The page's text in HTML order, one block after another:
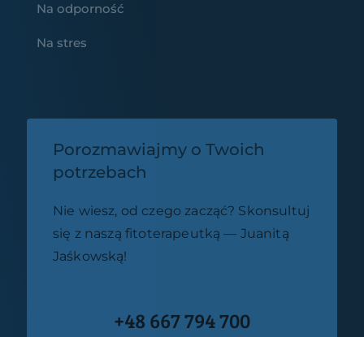
Na odporność
Na stres
Porozmawiajmy o Twoich
potrzebach
Nie wiesz, od czego zacząć? Skonsultuj
się z naszą fitoterapeutką — Juanitą
Jaśkowską!
+48 667 794 700